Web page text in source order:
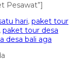
Pesawat”]
hari, paket tour
, paket tour desa
desa bali aga